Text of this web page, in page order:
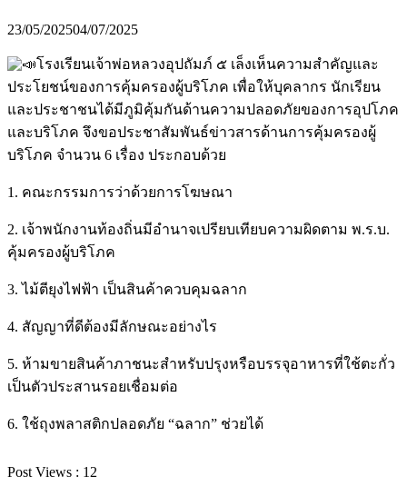
23/05/202504/07/2025
โรงเรียนเจ้าพ่อหลวงอุปถัมภ์ ๕ เล็งเห็นความสำคัญและ
ประโยชน์ของการคุ้มครองผู้บริโภค เพื่อให้บุคลากร นักเรียน
และประชาชนได้มีภูมิคุ้มกันด้านความปลอดภัยของการอุปโภค
และบริโภค จึงขอประชาสัมพันธ์ข่าวสารด้านการคุ้มครองผู้
บริโภค จำนวน 6 เรื่อง ประกอบด้วย
1. คณะกรรมการว่าด้วยการโฆษณา
2. เจ้าพนักงานท้องถิ่นมีอำนาจเปรียบเทียบความผิดตาม พ.ร.บ.
คุ้มครองผู้บริโภค
3. ไม้ตียุงไฟฟ้า เป็นสินค้าควบคุมฉลาก
4. สัญญาที่ดีต้องมีลักษณะอย่างไร
5. ห้ามขายสินค้าภาชนะสำหรับปรุงหรือบรรจุอาหารที่ใช้ตะกั่ว
เป็นตัวประสานรอยเชื่อมต่อ
6. ใช้ถุงพลาสติกปลอดภัย “ฉลาก” ช่วยได้
Post Views : 12